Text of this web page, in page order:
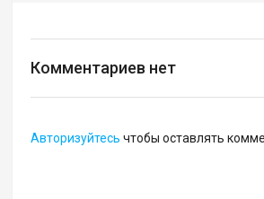
Комментариев нет
Авторизуйтесь чтобы оставлять